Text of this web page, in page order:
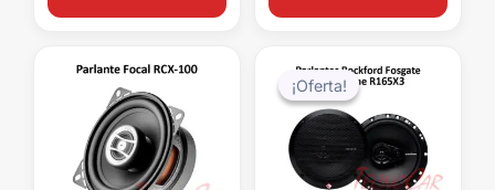
¡Oferta!
¡Oferta!
precio
original
era:
$99.990.